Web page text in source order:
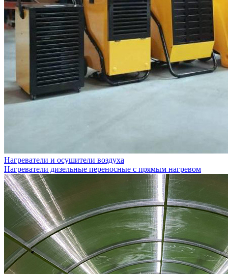
Нагреватели и осушители воздуха
Нагреватели дизельные переносные с прямым нагревом